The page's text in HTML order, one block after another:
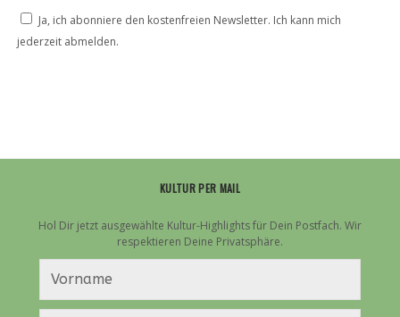
Ja, ich abonniere den kostenfreien Newsletter. Ich kann mich
jederzeit abmelden.
KULTUR PER MAIL
Hol Dir jetzt ausgewählte Kultur-Highlights für Dein Postfach. Wir
respektieren Deine Privatsphäre.